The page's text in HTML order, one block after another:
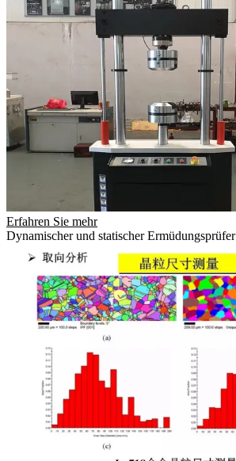
Erfahren Sie mehr
Dynamischer und statischer Ermüdungsprüfer